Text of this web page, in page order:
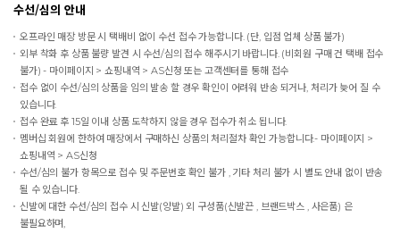
수선/심의 안내
오프라인 매장 방문 시 택배비 없이 수선 접수 가능합니다. (단, 입점 업체 상품 불가)
외부 착화 후 상품 불량 발견 시 수선/심의 접수 해주시기 바랍니다. (비회원 구매 건 택배 접수
불가) - 마이페이지 > 쇼핑내역 > AS신청 또는 고객센터를 통해 접수
접수 없이 수선/심의 상품을 임의 발송 할 경우 확인이 어려워 반송 되거나, 처리가 늦어 질 수
있습니다.
접수 완료 후 15일 이내 상품 도착하지 않을 경우 접수가 취소 됩니다.
멤버십 회원에 한하여 매장에서 구매하신 상품의 처리절차 확인 가능합니다.- 마이페이지 >
쇼핑내역 > AS신청
수선/심의 불가 항목으로 접수 및 주문번호 확인 불가 , 기타 처리 불가 시 별도 안내 없이 반송
될 수 있습니다.
신발에 대한 수선/심의 접수 시 신발(양발) 외 구성품(신발끈 , 브랜드박스 , 사은품) 은
불필요하며,